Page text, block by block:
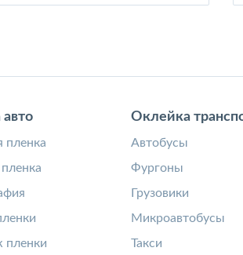
пленка
пленки
Оклейка
Автобусы
Фургоны
Грузовики
Микроавтобусы
Такси